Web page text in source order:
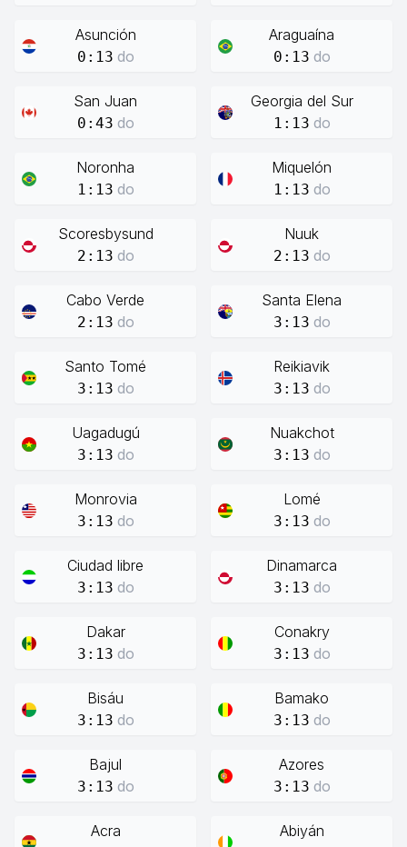
Asunción
0:13 do
Araguaína
0:13 do
San Juan
0:43 do
Georgia del Sur
1:13 do
Noronha
1:13 do
Miquelón
1:13 do
Scoresbysund
2:13 do
Nuuk
2:13 do
Cabo Verde
2:13 do
Santa Elena
3:13 do
Santo Tomé
3:13 do
Reikiavik
3:13 do
Uagadugú
3:13 do
Nuakchot
3:13 do
Monrovia
3:13 do
Lomé
3:13 do
Ciudad libre
3:13 do
Dinamarca
3:13 do
Dakar
3:13 do
Conakry
3:13 do
Bisáu
3:13 do
Bamako
3:13 do
Bajul
3:13 do
Azores
3:13 do
Acra Abiyán